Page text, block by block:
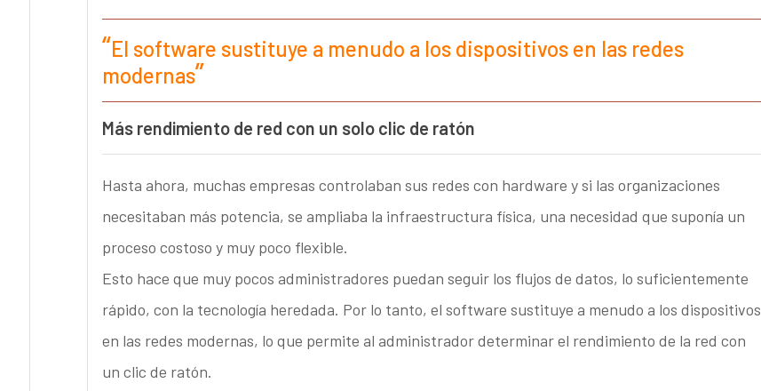
El software sustituye a menudo a los dispositivos en las redes
modernas
Más rendimiento de red con un solo clic de ratón
Hasta ahora, muchas empresas controlaban sus redes con hardware y si las organizaciones
necesitaban más potencia, se ampliaba la infraestructura física, una necesidad que suponía un
proceso costoso y muy poco flexible.
Esto hace que muy pocos administradores puedan seguir los flujos de datos, lo suficientemente
rápido, con la tecnología heredada. Por lo tanto, el software sustituye a menudo a los dispositivos
en las redes modernas, lo que permite al administrador determinar el rendimiento de la red con
un clic de ratón.